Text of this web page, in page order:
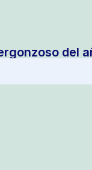
del